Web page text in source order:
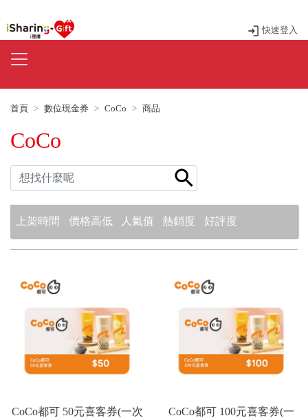
快速登入
首頁 數位現金券 CoCo 商品
CoCo
上架時間 價格高低 人氣值 熱銷度 好評度
CoCo都可 50元喜客券(一次
CoCo都可 100元喜客券(一